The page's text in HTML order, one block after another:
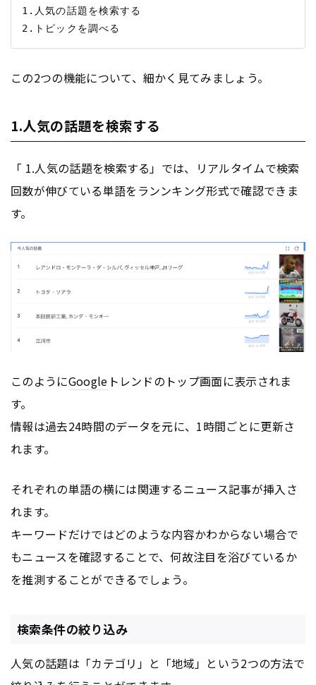
1.人気の話題を検索する
この2つの機能について、細かく見てみましょう。
1.人気の話題を検索する
「 1.人気の話題を検索する」では、リアルタイムで検索
回数が伸びている単語をランンキング形式で確認できま
す。
このようにGoogle トレンドのトップ画面に表示されま
す。
情報は過去24時間のデータを元に、1時間ごとに更新さ
れます。
それぞれの単語の横には関連するニュース記事が挿入さ
れます。
キーワードだけではどのような内容かわからない場合で
もニュースを確認することで、何故注目を浴びているか
を推測することができるでしょう。
検索条件の絞り込み
人気の話題は「カテゴリ」と「地域」という2つの方法で